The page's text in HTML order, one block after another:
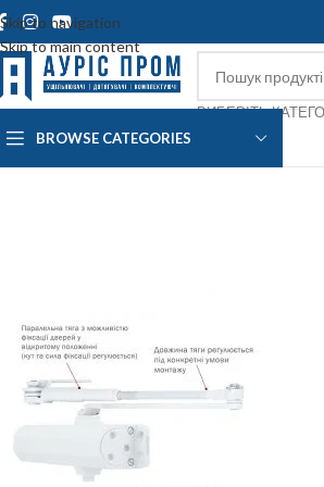
Skip to navigation
Skip to main content
ВИБЕРІТЬ
BROWSE CATEGORIES